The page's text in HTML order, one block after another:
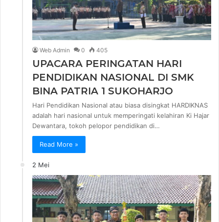
Web Admin 0 405
UPACARA PERINGATAN HARI
PENDIDIKAN NASIONAL DI SMK
BINA PATRIA 1 SUKOHARJO
Hari Pendidikan Nasional atau biasa disingkat HARDIKNAS
adalah hari nasional untuk memperingati kelahiran Ki Hajar
Dewantara, tokoh pelopor pendidikan di…
Read More »
2 Mei